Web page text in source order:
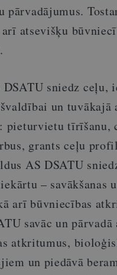
atsevišķu
sniedz
un tuvākajā
pieturvietu tīrīšanu,
grants ceļu
AS DSATU
– savākšanas
arī būvniecības
savāc un
atkritumus,
un piedāvā